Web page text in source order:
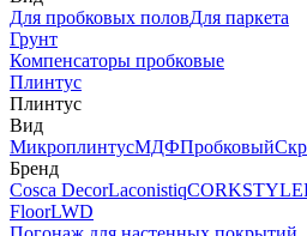
Для пробковых половДля паркета
Грунт
Компенсаторы пробковые
Плинтус
Плинтус
Вид
МикроплинтусМДФПробковый
Бренд
Cosca DecorLaconistiqCORKSTYLE
FloorLWD